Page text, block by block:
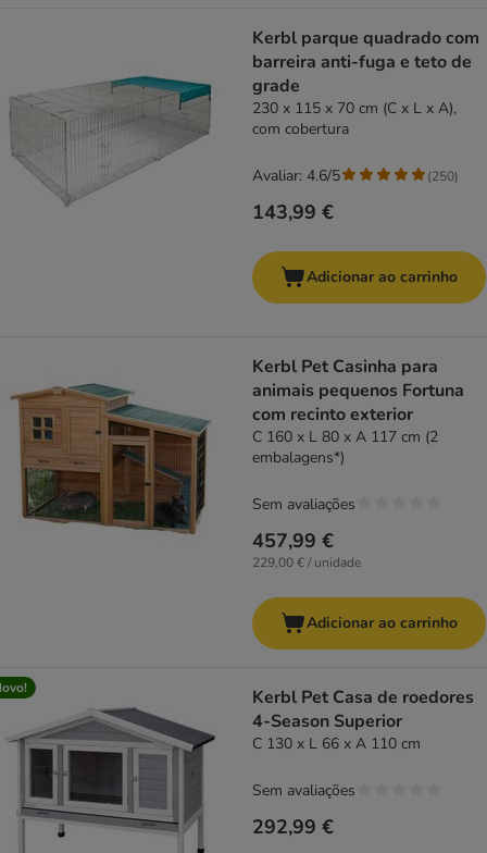
Kerbl parque quadrado com
barreira anti-fuga e teto de
grade
230 x 115 x 70 cm (C x L x A),
com cobertura
143,99 €
Avaliar: 4.6/5 (250)
Adicionar ao carrinho
Kerbl Pet Casinha para
animais pequenos Fortuna
com recinto exterior
C 160 x L 80 x A 117 cm (2
embalagens*)
457,99 €
229,00 € / unidade
Sem avaliações
Adicionar ao carrinho
Kerbl Pet Casa de roedores
4-Season Superior
C 130 x L 66 x A 110 cm
292,99 €
Sem avaliações